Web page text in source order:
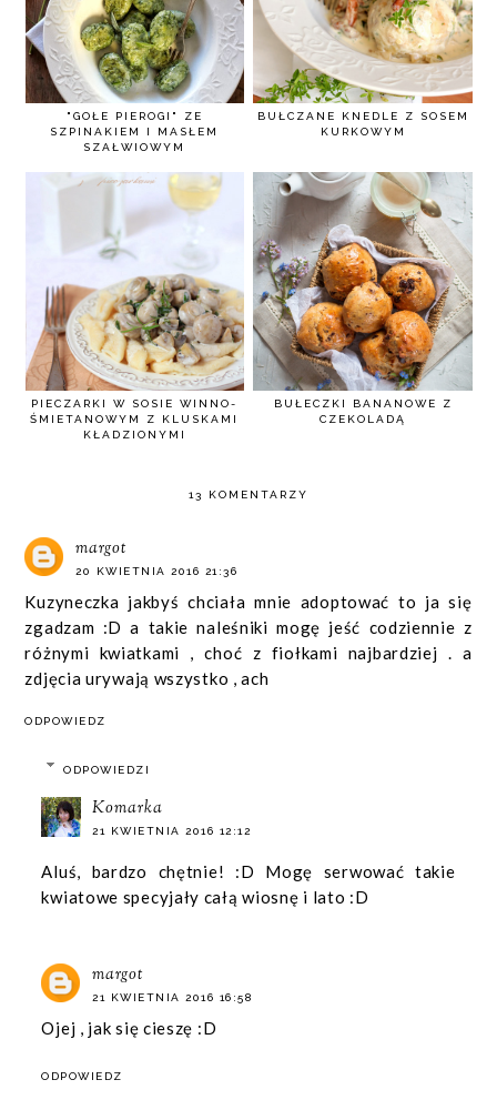
"GOŁE PIEROGI" ZE
SZPINAKIEM I MASŁEM
SZAŁWIOWYM
BUŁCZANE KNEDLE Z SOSEM
KURKOWYM
PIECZARKI W SOSIE WINNO-
ŚMIETANOWYM Z KLUSKAMI
KŁADZIONYMI
BUŁECZKI BANANOWE Z
CZEKOLADĄ
13 KOMENTARZY
margot
20 KWIETNIA 2016 21:36
Kuzyneczka jakbyś chciała mnie adoptować to ja się
zgadzam :D a takie naleśniki mogę jeść codziennie z
różnymi kwiatkami , choć z fiołkami najbardziej . a
zdjęcia urywają wszystko , ach
ODPOWIEDZ
ODPOWIEDZI
Komarka
21 KWIETNIA 2016 12:12
Aluś, bardzo chętnie! :D Mogę serwować takie
kwiatowe specyjały całą wiosnę i lato :D
margot
21 KWIETNIA 2016 16:58
Ojej , jak się cieszę :D
ODPOWIEDZ